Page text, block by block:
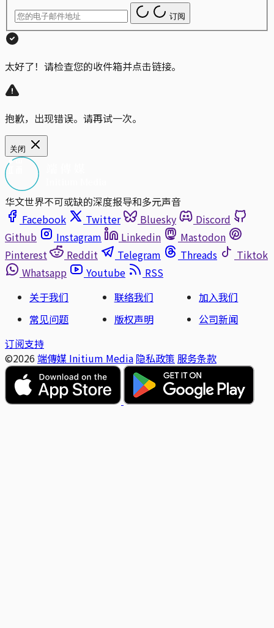
订阅
太好了！请检查您的收件箱并点击链接。
抱歉，出现错误。请再试一次。
关闭
华文世界不可或缺的深度报导和多元声音
Facebook
Twitter Bluesky
Discord
Github
Instagram Linkedin
Mastodon
Pinterest
Reddit Telegram Threads
Tiktok
Whatsapp
Youtube
RSS
关于我们
联络我们
加入我们
常见问题
版权声明
公司新闻
订阅支持
©2026 端傳媒 Initium Media 隐私政策 服务条款